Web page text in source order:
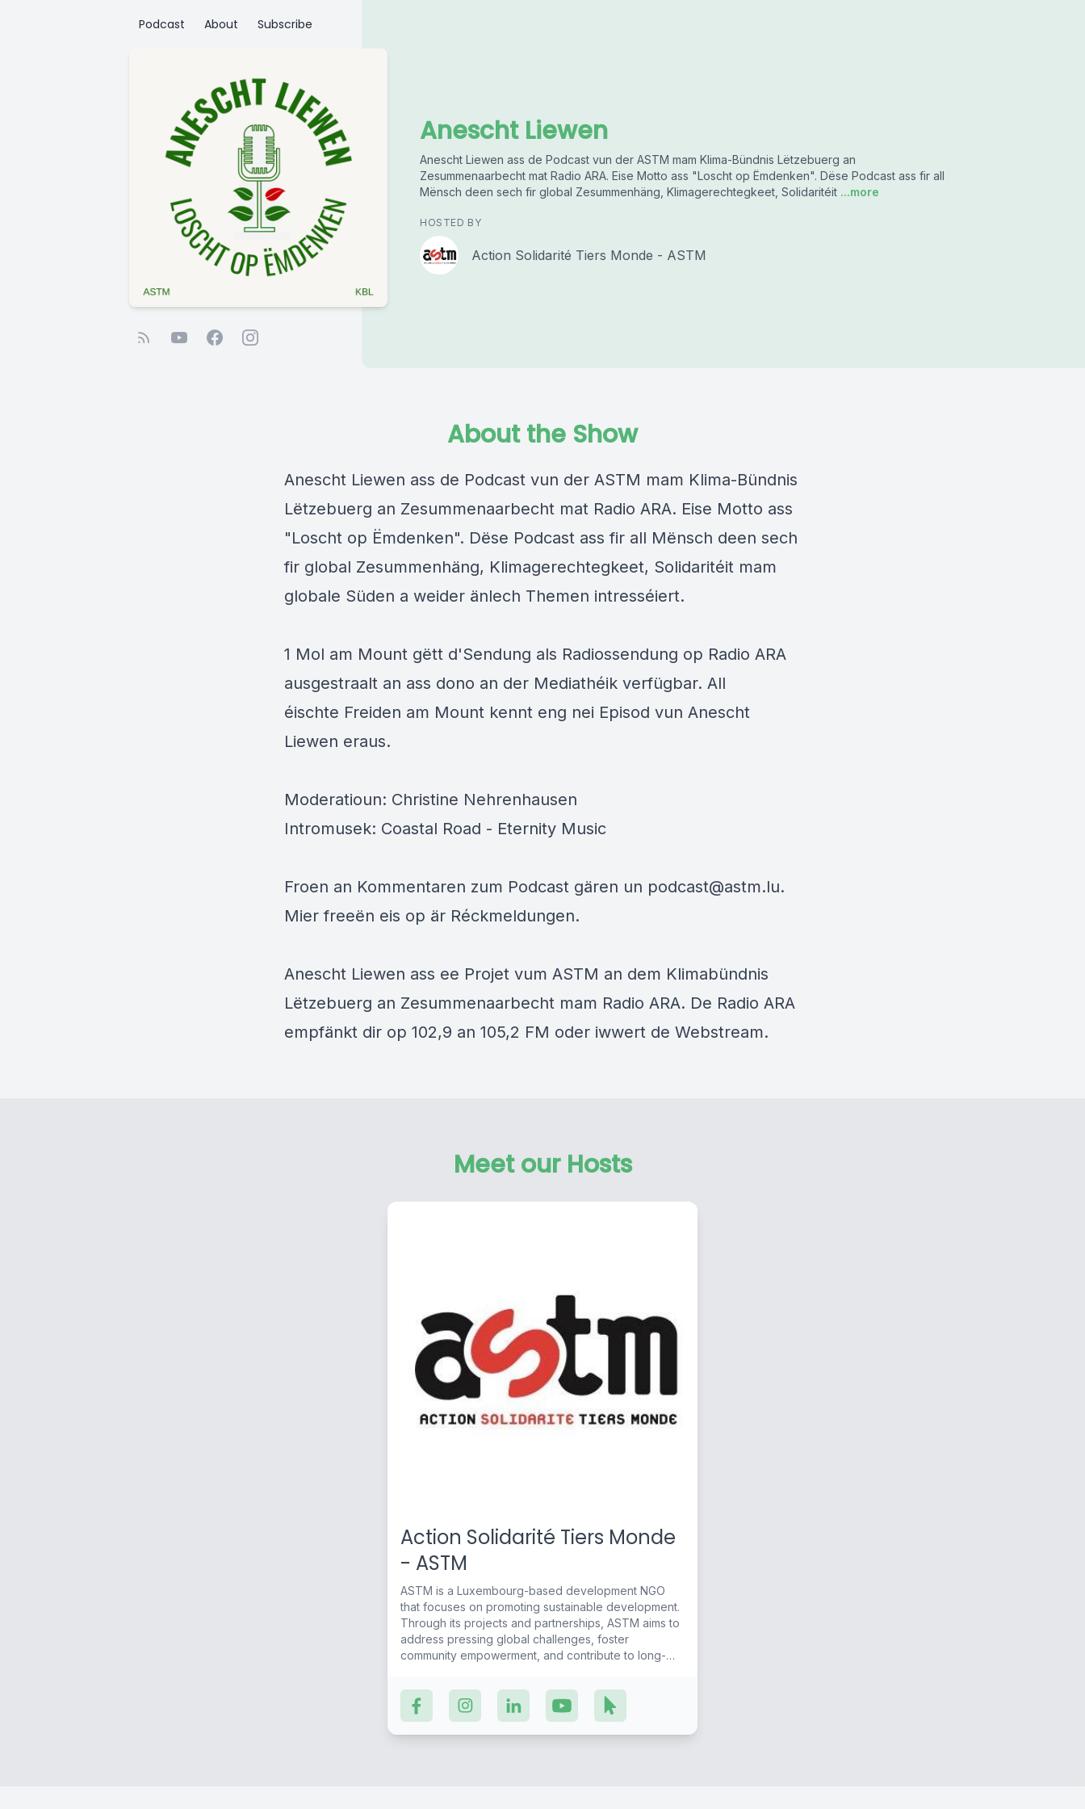
Podcast About Subscribe
Anescht Liewen
Anescht Liewen ass de Podcast vun der ASTM mam Klima-Bündnis Lëtzebuerg an
Zesummenaarbecht mat Radio ARA. Eise Motto ass "Loscht op Ëmdenken". Dëse Podcast ass fir all
Mënsch deen sech fir global Zesummenhäng, Klimagerechtegkeet, Solidaritéit ...more
HOSTED BY
Action Solidarité Tiers Monde - ASTM
About the Show
Anescht Liewen ass de Podcast vun der ASTM mam Klima-Bündnis
Lëtzebuerg an Zesummenaarbecht mat Radio ARA. Eise Motto ass
"Loscht op Ëmdenken". Dëse Podcast ass fir all Mënsch deen sech
fir global Zesummenhäng, Klimagerechtegkeet, Solidaritéit mam
globale Süden a weider änlech Themen intresséiert.
1 Mol am Mount gëtt d'Sendung als Radiossendung op Radio ARA
ausgestraalt an ass dono an der Mediathéik verfügbar. All
éischte Freiden am Mount kennt eng nei Episod vun Anescht
Liewen eraus.
Moderatioun: Christine Nehrenhausen
Intromusek: Coastal Road - Eternity Music
Froen an Kommentaren zum Podcast gären un podcast@astm.lu.
Mier freeën eis op är Réckmeldungen.
Anescht Liewen ass ee Projet vum ASTM an dem Klimabündnis
Lëtzebuerg an Zesummenaarbecht mam Radio ARA. De Radio ARA
empfänkt dir op 102,9 an 105,2 FM oder iwwert de Webstream.
Meet our Hosts
Action Solidarité Tiers Monde
- ASTM
ASTM is a Luxembourg-based development NGO
that focuses on promoting sustainable development.
Through its projects and partnerships, ASTM aims to
address pressing global challenges, foster
community empowerment, and contribute to long-